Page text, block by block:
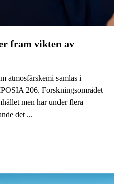
fram vikten av
atmosfärskemi samlas i
206. Forskningsområdet
men har under flera
det ...